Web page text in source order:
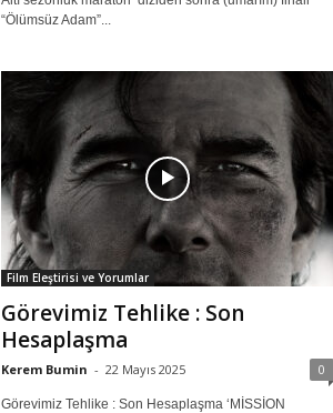
“Ölümsüz Adam”...
Film Eleştirisi ve Yorumlar
Görevimiz Tehlike : Son
Hesaplaşma
Kerem Bumin - 22 Mayıs 2025 0
Görevimiz Tehlike : Son Hesaplaşma ‘MİSSİON